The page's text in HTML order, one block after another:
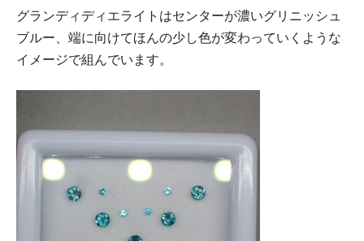
グランディディエライトはセンターが濃いグリニッシュ
ブルー、端に向けてほんの少し色が変わっていくような
イメージで組んでいます。